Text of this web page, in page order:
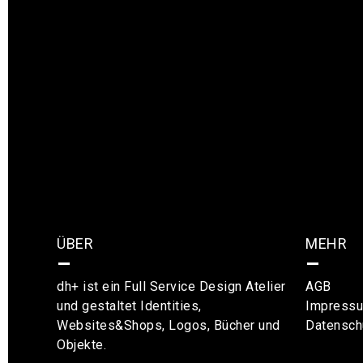
ÜBER
–
dh+ ist ein Full Service Design Atelier
und gestaltet Identities,
Websites&Shops, Logos, Bücher und
Objekte.
MEHR
–
AGB